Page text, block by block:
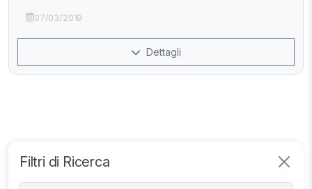
Filtri di Ricerca
07/03/2019
Dettagli